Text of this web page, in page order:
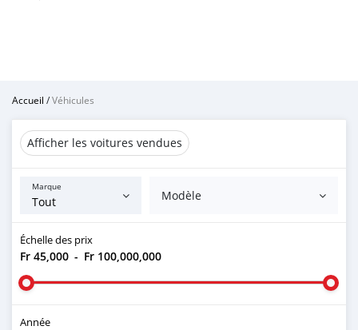
Accueil /Véhicules
Afficher les voitures vendues
Marque
Modèle
Échelle des prix
Fr 45,000 - Fr 100,000,000
Année